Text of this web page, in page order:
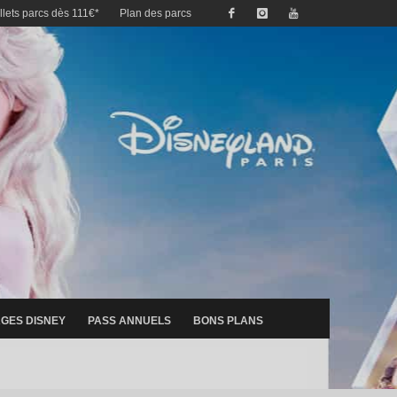
parcs dès 111€* Plan des parcs
DISNEY PASS ANNUELS BONS PLANS